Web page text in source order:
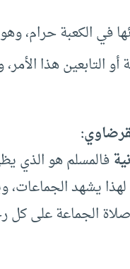
في الكعبة حرام،
التابعين هذا
فالمسلم هو الذي
يشهد
الجماعة على